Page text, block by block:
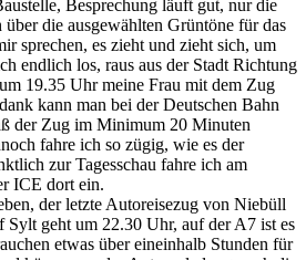
Besprechung läuft gut, nur die
die ausgewählten Grüntöne für das
sprechen, es zieht und zieht sich, um
endlich los, raus aus der Stadt Richtung
19.35 Uhr meine Frau mit dem Zug
kann man bei der Deutschen Bahn
der Zug im Minimum 20 Minuten
fahre ich so zügig, wie es der
zur Tagesschau fahre ich am
ICE dort ein.
der letzte Autoreisezug von Niebüll
Sylt geht um 22.30 Uhr, auf der A7 ist es
etwas über eineinhalb Stunden für